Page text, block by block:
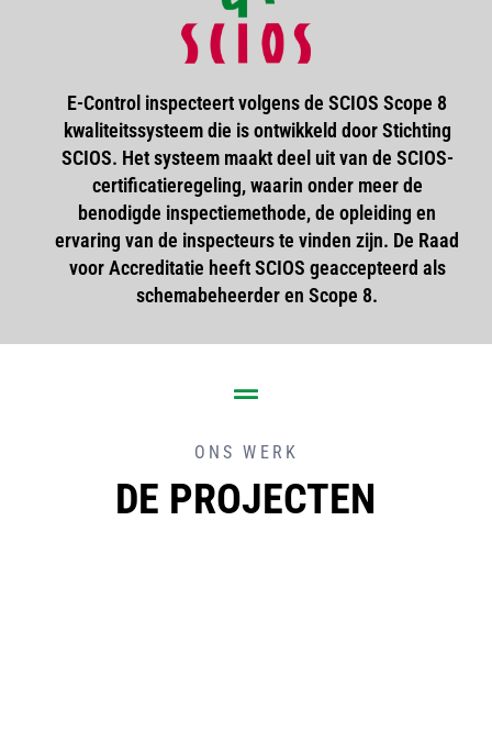
E-Control inspecteert volgens de SCIOS Scope 8
kwaliteitssysteem die is ontwikkeld door Stichting
SCIOS. Het systeem maakt deel uit van de SCIOS-
certificatieregeling, waarin onder meer de
benodigde inspectiemethode, de opleiding en
ervaring van de inspecteurs te vinden zijn. De Raad
voor Accreditatie heeft SCIOS geaccepteerd als
schemabeheerder en Scope 8.
ONS WERK
DE PROJECTEN